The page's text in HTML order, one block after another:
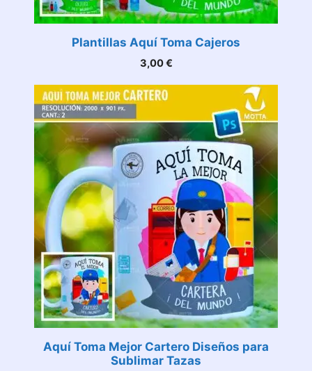
Plantillas Aquí Toma Cajeros
3,00€
Aquí Toma Mejor Cartero Diseños para
Sublimar Tazas